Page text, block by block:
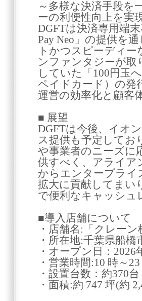
～多様な決済手段を
ーの利便性向上を実
DGFTは決済専用端
Pay Neo」の提供を
トかつスピーディ
ンファンタジーが取
していた「100円玉
ペイドカード）の発
運営の効率化と顧客
■ 展望
DGFTは今後、イオ
ス提供も予定してお
や事業者のニーズに
供すべく、アライア
からエンタープライ
拡大に貢献してまい
で便利なキャッシュ
■導入店舗について
・店舗名:「クレー
・所在地:千葉県船
・オープン日：2026
・営業時間:10 時～
・設置台数：約370台
・面積:約 747 坪(約